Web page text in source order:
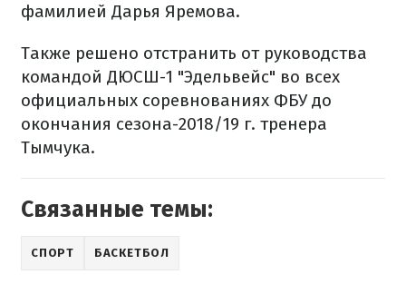
фамилией Дарья Яремова.
Также решено отстранить от руководства
командой ДЮСШ-1 "Эдельвейс" во всех
официальных соревнованиях ФБУ до
окончания сезона-2018/19 г. тренера
Тымчука.
Связанные темы:
СПОРТ БАСКЕТБОЛ